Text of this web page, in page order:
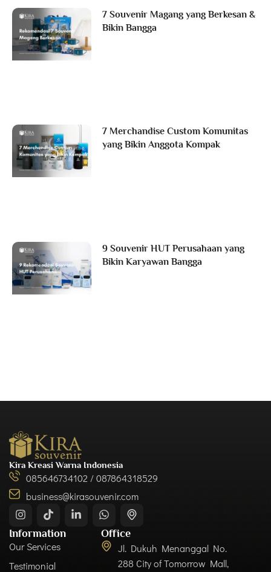
7 Souvenir Magang yang Berkesan &
Bikin Bangga
7 Merchandise Custom Komunitas
yang Bikin Anggota Kompak
9 Souvenir HUT Perusahaan yang
Bikin Karyawan Bangga
Kira Kreasi Warna Indonesia
085646734102 / 087864318529
business@kirasouvenir.com
Information
Our Services
Testimonial
Office
Jl. Dukuh Menanggal No.
288 City of Tomorrow Mall,